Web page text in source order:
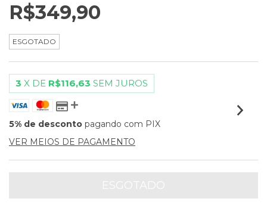
R$349,90
ESGOTADO
3 X DE R$116,63 SEM JUROS
5% de desconto pagando com PIX
VER MEIOS DE PAGAMENTO